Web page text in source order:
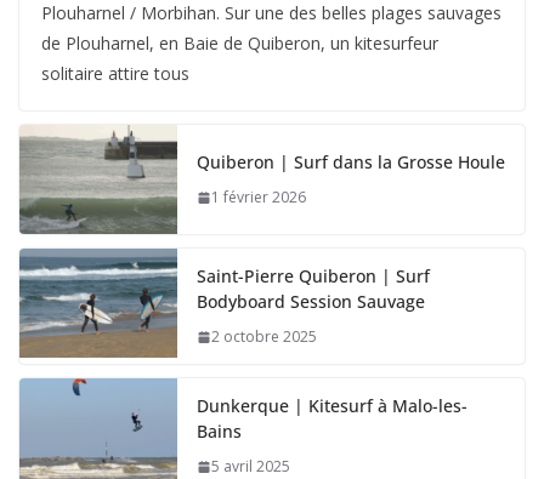
Plouharnel / Morbihan. Sur une des belles plages sauvages
de Plouharnel, en Baie de Quiberon, un kitesurfeur
solitaire attire tous
Quiberon | Surf dans la Grosse Houle
1 février 2026
Saint-Pierre Quiberon | Surf
Bodyboard Session Sauvage
2 octobre 2025
Dunkerque | Kitesurf à Malo-les-
Bains
5 avril 2025